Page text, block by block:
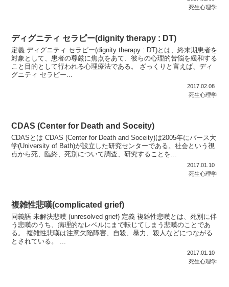
死生心理学
ディグニティ セラピー(dignity therapy : DT)
定義 ディグニティ セラピー(dignity therapy : DT)とは、終末期患者を
対象として、患者の尊厳に焦点をあて、彼らの心理的苦悩を緩和する
こと目的として行われる心理療法である。 ざっくりと言えば、ディ
グニティ セラピー...
2017.02.08
死生心理学
CDAS (Center for Death and Soceity)
CDASとは CDAS (Center for Death and Soceity)は2005年にバース大
学(University of Bath)が設立した研究センターである。社会という視
点から死、臨終、死別について調査、研究することを...
2017.01.10
死生心理学
複雑性悲嘆(complicated grief)
同義語 未解決悲嘆 (unresolved grief) 定義 複雑性悲嘆とは、死別に伴
う悲嘆のうち、病理的なレベルにまで転じてしまう悲嘆のことであ
る。 複雑性悲嘆は注意欠陥障害、自殺、暴力、殺人などにつながる
とされている。 ...
2017.01.10
死生心理学